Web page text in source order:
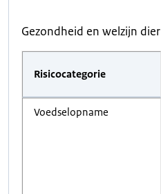
Gezondheid en welzijn dier
Risicocategorie
Voedselopname